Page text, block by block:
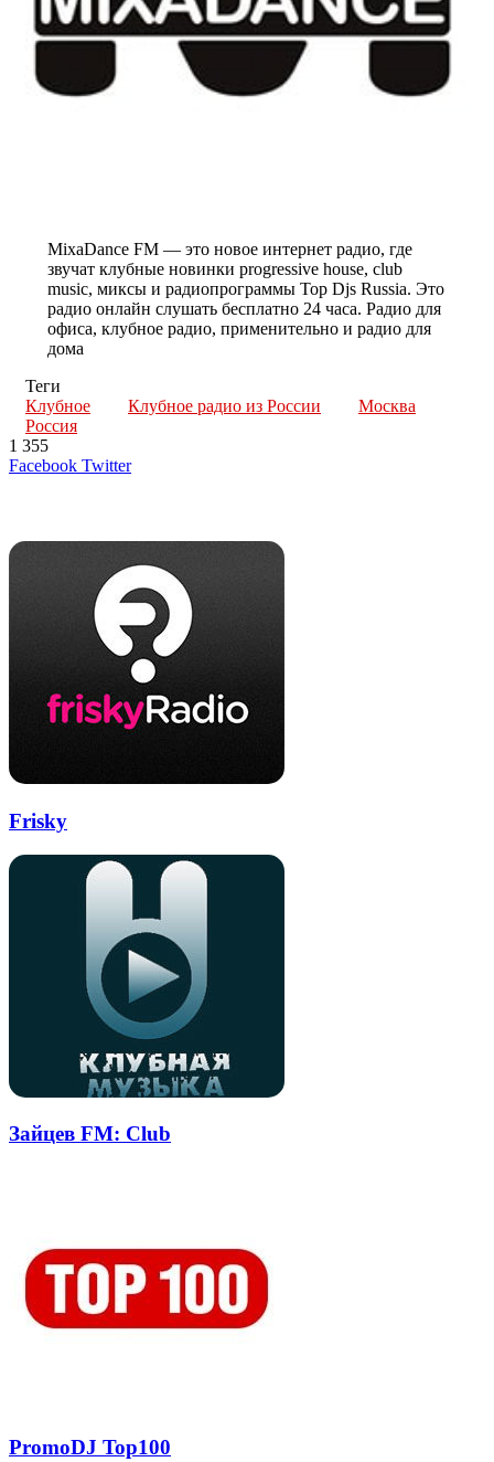
MixaDance FM — это новое интернет радио, где
звучат клубные новинки progressive house, club
music, миксы и радиопрограммы Top Djs Russia. Это
радио онлайн слушать бесплатно 24 часа. Радио для
офиса, клубное радио, применительно и радио для
дома
Теги
Клубное
Клубное радио из России
Москва
Россия
1 355
Facebook TwitterLinkedIn
Tumblr
Reddit
Вконтакте
Одноклассники
Skype
Messenger
Messenger
WhatsApp
Telegram
Viber
Line
Поделиться
Печатать
Frisky
Зайцев FM: Club
PromoDJ Top100